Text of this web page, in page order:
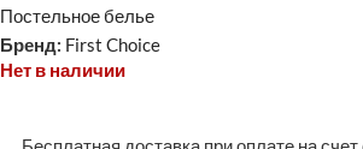
Постельное белье
Бренд: First Choice
Нет в наличии